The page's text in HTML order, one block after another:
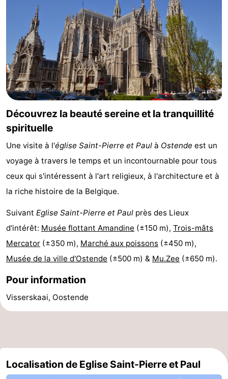
Equitation
manger
Événements
Pratiques
Forum
Route
-
Stationnement
Tram
Adresses
Occidentale
-
Ypres
La
Nature
-
Découvrez la beauté sereine et la tranquillité
spirituelle
Une visite à l'église Saint-Pierre et Paul à Ostende est un
voyage à travers le temps et un incontournable pour tous
ceux qui s'intéressent à l'art religieux, à l'architecture et à
la riche histoire de la Belgique.
Suivant Eglise Saint-Pierre et Paul près des Lieux
d'intérêt: Musée flottant Amandine (±150 m), Trois-mâts
Mercator (±350 m), Marché aux poissons (±450 m),
Musée de la ville d'Ostende (±500 m) & Mu.Zee (±650 m).
Pour information
Visserskaai, Oostende
Localisation de Eglise Saint-Pierre et Paul